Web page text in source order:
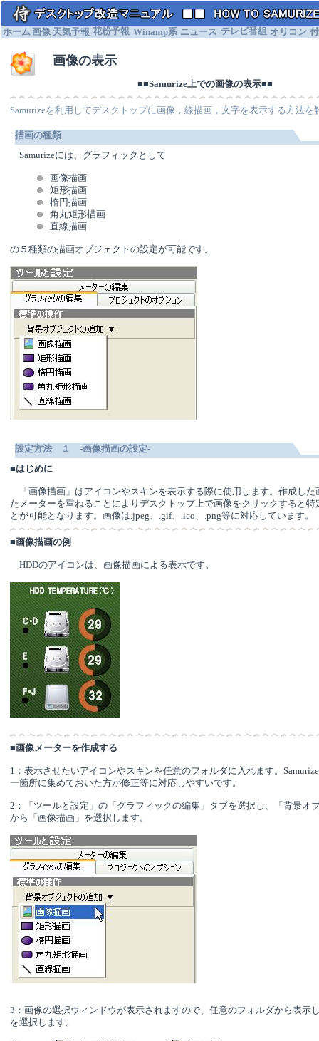
ホーム画像 天気予報 花粉予報 Winamp系 ニュース テレビ番組 オリコン
画像の表示
■■Samurize上での画像の表示■■
Samurizeを利用してデスクトップに画像，線描画，文字を表示する方法を
描画の種類
Samurizeには、グラフィックとして
画像描画
矩形描画
楕円描画
角丸矩形描画
直線描画
の５種類の描画オブジェクトの設定が可能です。
設定方法 １ -画像描画の設定-
■はじめに
「画像描画」はアイコンやスキンを表示する際に使用します。作成した
たメーターを重ねることによりデスクトップ上で画像をクリックすると特
とが可能となります。画像は.jpeg、.gif、.ico、.png等に対応しています。
■画像描画の例
HDDのアイコンは、画像描画による表示です。
■画像メーターを作成する
1：表示させたいアイコンやスキンを任意のフォルダに入れます。
一箇所に集めておいた方が修正等に対応しやすいです。
2：「ツールと設定」の「グラフィックの編集」タブを選択し、「背景オ
から「画像描画」を選択します。
3：画像の選択ウィンドウが表示されますので、任意のフォルダから表示
を選択します。